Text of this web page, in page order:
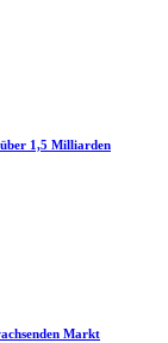
1,5 Milliarden
Markt